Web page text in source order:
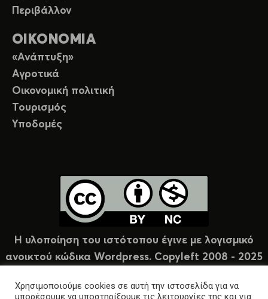
Περιβάλλον
ΟΙΚΟΝΟΜΙΑ
«Ανάπτυξη»
Αγροτικά
Οικονομική πολιτική
Τουρισμός
Υποδομές
Η υλοποίηση του ιστότοπου έγινε με λογισμικό
ανοικτού κώδικα Wordpress. Copyleft 2008 - 2025
Χρησιμοποιούμε cookies σε αυτή την ιστοσελίδα για να
μπορέσουμε να υποστηρίξουμε τις λειτουργίες της και για